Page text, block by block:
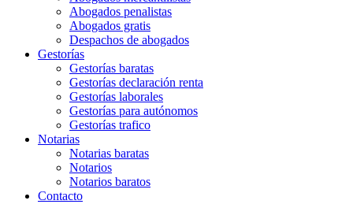
Abogados penalistas
Abogados gratis
Despachos de abogados
Gestorías
Gestorías baratas
Gestorías declaración renta
Gestorías laborales
Gestorías para autónomos
Gestorías trafico
Notarias
Notarias baratas
Notarios
Notarios baratos
Contacto